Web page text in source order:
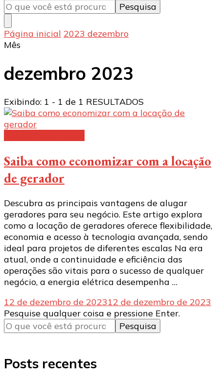
algo?
Página inicial 2023 dezembro
Mês
dezembro 2023
Exibindo: 1 - 1 de 1 RESULTADOS
Saiba como economizar com a locação
de gerador
Descubra as principais vantagens de alugar
geradores para seu negócio. Este artigo explora
como a locação de geradores oferece flexibilidade,
economia e acesso à tecnologia avançada, sendo
ideal para projetos de diferentes escalas Na era
atual, onde a continuidade e eficiência das
operações são vitais para o sucesso de qualquer
negócio, a energia elétrica desempenha …
12 de dezembro de 202312 de dezembro de 2023
Procurando
algo?
Pesquise qualquer coisa e pressione Enter.
Posts recentes